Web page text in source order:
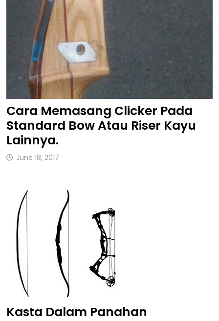
Cara Memasang Clicker Pada
Standard Bow Atau Riser Kayu
Lainnya.
June 18, 2017
Kasta Dalam Panahan